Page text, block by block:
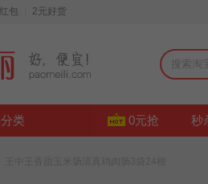
包 2元好货
类 0元抢 秒